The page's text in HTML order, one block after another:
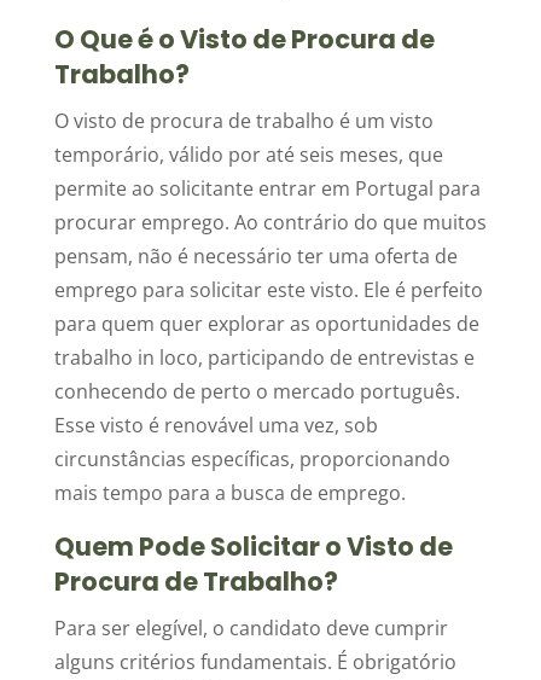
O Que é o Visto de Procura de
Trabalho?
O visto de procura de trabalho é um visto
temporário, válido por até seis meses, que
permite ao solicitante entrar em Portugal para
procurar emprego. Ao contrário do que muitos
pensam, não é necessário ter uma oferta de
emprego para solicitar este visto. Ele é perfeito
para quem quer explorar as oportunidades de
trabalho in loco, participando de entrevistas e
conhecendo de perto o mercado português.
Esse visto é renovável uma vez, sob
circunstâncias específicas, proporcionando
mais tempo para a busca de emprego.
Quem Pode Solicitar o Visto de
Procura de Trabalho?
Para ser elegível, o candidato deve cumprir
alguns critérios fundamentais. É obrigatório